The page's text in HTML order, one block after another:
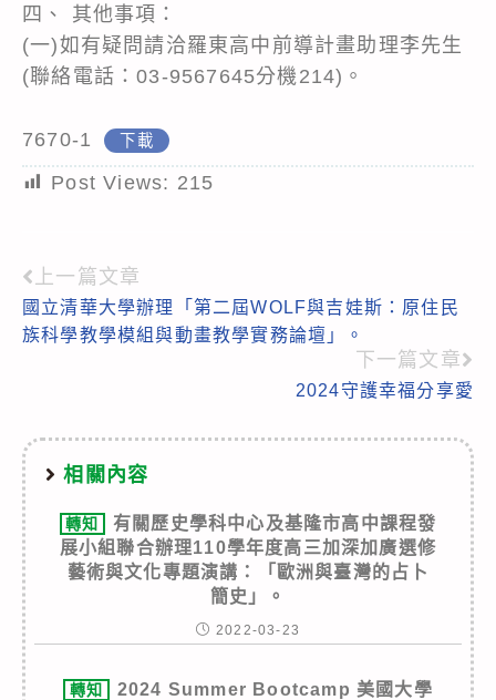
四、 其他事項：
(一)如有疑問請洽羅東高中前導計畫助理李先生
(聯絡電話：03-9567645分機214)。
7670-1 下載
Post Views: 215
Read
more
上一篇文章
國立清華大學辦理「第二屆WOLF與吉娃斯：原住民
族科學教學模組與動畫教學實務論壇」。
下一篇文章
2024守護幸福分享愛
相關內容
轉知
有關歷史學科中心及基隆市高中課程發
展小組聯合辦理110學年度高三加深加廣選修
藝術與文化專題演講：「歐洲與臺灣的占卜
簡史」。
2022-03-23
轉知
2024 Summer Bootcamp 美國大學